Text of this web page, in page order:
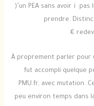
)’un PEA sans avoir í
prendre.
À proprement parler pour
fut accompli quelque
PMU.fr, avec mutation.
peu environ temps dans